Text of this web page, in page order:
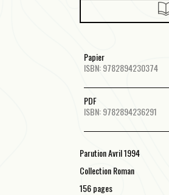
Papier
ISBN: 9782894230374
PDF
ISBN: 9782894236291
Parution Avril 1994
Collection Roman
156 pages